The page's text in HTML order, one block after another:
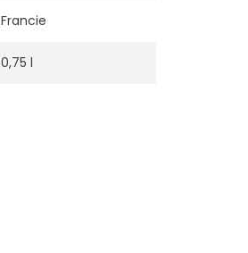
Francie
0,75 l